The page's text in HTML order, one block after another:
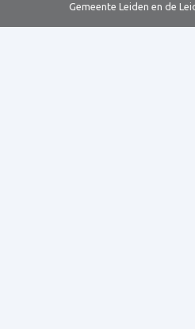
Gemeente Leiden en de